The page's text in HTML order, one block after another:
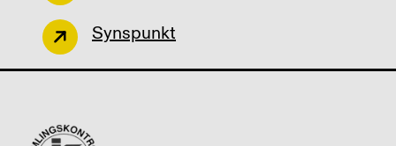
Synspunkt